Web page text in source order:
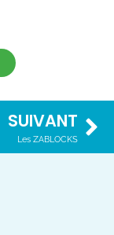
SUIVANT
Les ZABLOCKS